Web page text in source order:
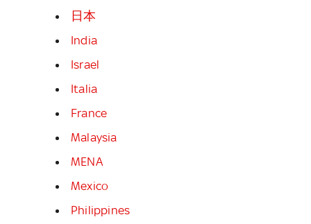
日本
India
Israel
Italia
France
Malaysia
MENA
Mexico
Philippines